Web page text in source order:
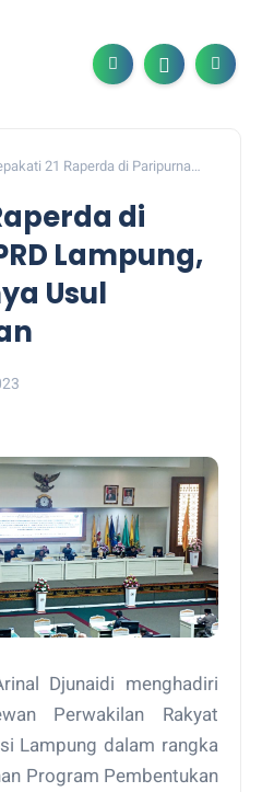
21 Raperda di Paripurna
di
Lampung,
Usul
Djunaidi menghadiri
Perwakilan Rakyat
Lampung dalam rangka
Program Pembentukan